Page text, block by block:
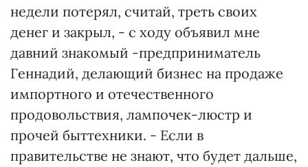
недели потерял, считай, треть своих
денег и закрыл, - с ходу объявил мне
давний знакомый -предприниматель
Геннадий, делающий бизнес на продаже
импортного и отечественного
продовольствия, лампочек-люстр и
прочей быттехники. - Если в
правительстве не знают, что будет дальше,